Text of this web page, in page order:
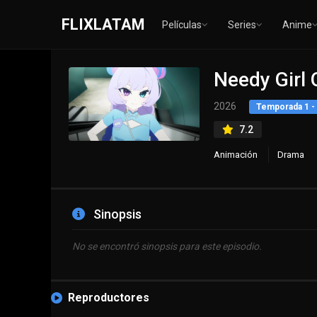
FLIXLATAM Películas Series Anime
Needy Girl
2026 Temporada 1
7.2
Animación Drama
Sinopsis
No se encontró sinopsis para este episodio.
Reproductores